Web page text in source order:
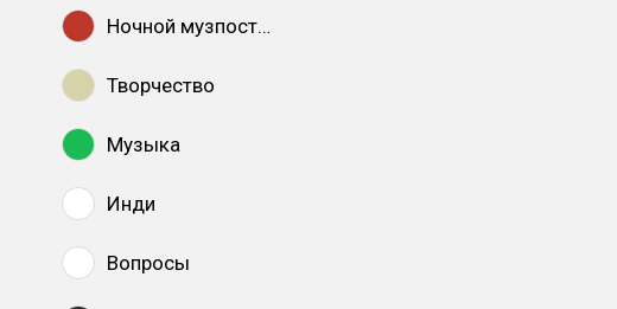
Ночной музпостинг
Творчество
Музыка
Инди
Вопросы